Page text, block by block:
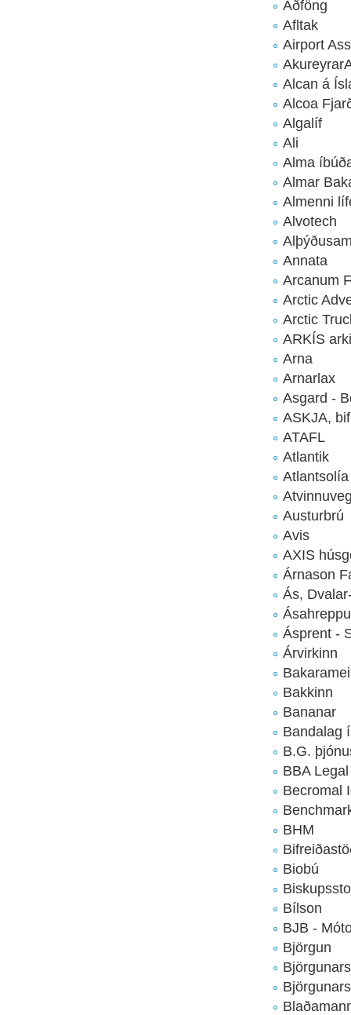
Aðföng
Afltak
Airport
Alcan á
Alcoa
Algalíf
Ali
Alma
Almar
Almenni
Alvotech
Annata
Arcanum
Arctic
Arctic
ARKÍS
Arna
Arnarlax
Asgard -
ASKJA,
ATAFL
Atlantik
Atlantsolía
Austurbrú
Avis
AXIS
Árnason
Ás,
Ásprent -
Árvirkinn
Bakkinn
Bananar
Bandalag
B.G.
BBA Legal
Becromal
BHM
Biobú
Bílson
BJB -
Björgun